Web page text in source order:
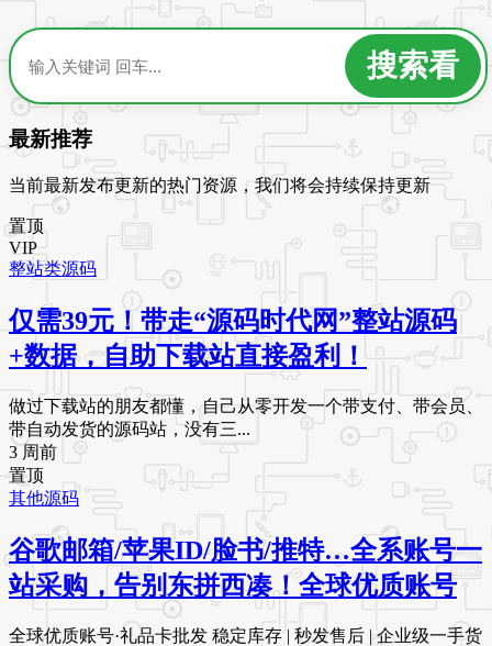
最新推荐
当前最新发布更新的热门资源，我们将会持续保持更新
置顶
VIP
整站类源码
仅需39元！带走“源码时代网”整站源码
+数据，自助下载站直接盈利！
做过下载站的朋友都懂，自己从零开发一个带支付、带会员、
带自动发货的源码站，没有三...
3 周前
置顶
其他源码
谷歌邮箱/苹果ID/脸书/推特…全系账号一
站采购，告别东拼西凑！全球优质账号
全球优质账号·礼品卡批发 稳定库存 | 秒发售后 | 企业级一手货